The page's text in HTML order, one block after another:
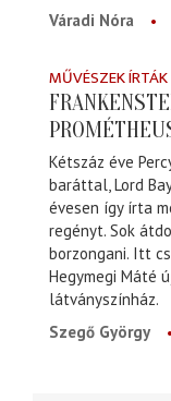
Váradi Nóra
MŰVÉSZEK ÍRTÁK
Kétszáz éve
baráttal, Lord
évesen így írta
regényt. Sok
borzongani. Itt
Hegymegi Máté
látványszínház.
Szegő György